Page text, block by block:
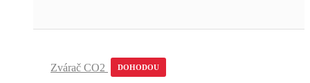
Zvárač CO2 DOHODOU